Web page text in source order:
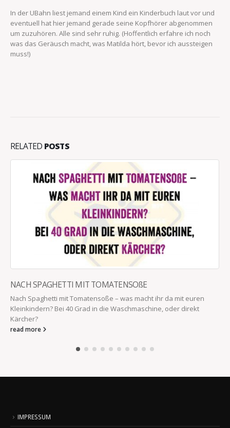
In der UBahn liest jemand einem Kind ein Kinderbuch laut vor und
eventuell hat hier jemand gerade seine Kopfhörer abgenommen
um zuzuhören. Alle sind sehr ruhig. (Hoffentlich erfahre ich noch
was das Geräusch macht, was Matilda hört, bevor ich aussteigen
muss!)
RELATED POSTS
– was macht ihr da mit euren
Waschmaschine, oder direkt
IMPRESSUM